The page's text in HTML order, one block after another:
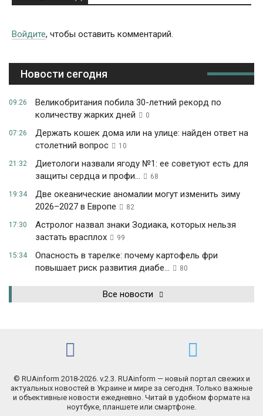
Войдите, чтобы оставить комментарий.
Новости сегодня
09:26
Великобритания побила 30-летний рекорд по
количеству жарких дней
0
07:26
Держать кошек дома или на улице: найден ответ на
столетний вопрос
10
21:32
Диетологи назвали ягоду №1: ее советуют есть для
защиты сердца и профи...
68
19:34
Две океанические аномалии могут изменить зиму
2026–2027 в Европе
82
17:30
Астролог назвал знаки Зодиака, которых нельзя
застать врасплох
99
15:34
Опасность в тарелке: почему картофель фри
повышает риск развития диабе...
80
Все новости
© RUAinform 2018-2026. v.2.3. RUAinform — новый портал свежих и
актуальных новостей в Украине и мире за сегодня. Только важные
и объективные новости ежедневно. Читай в удобном формате на
ноутбуке, планшете или смартфоне.